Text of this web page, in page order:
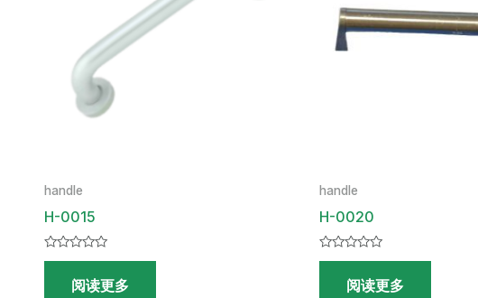
handle
H-0015
评
&sol;阅读更多
handle
H-0020
评
&sol;阅读更多